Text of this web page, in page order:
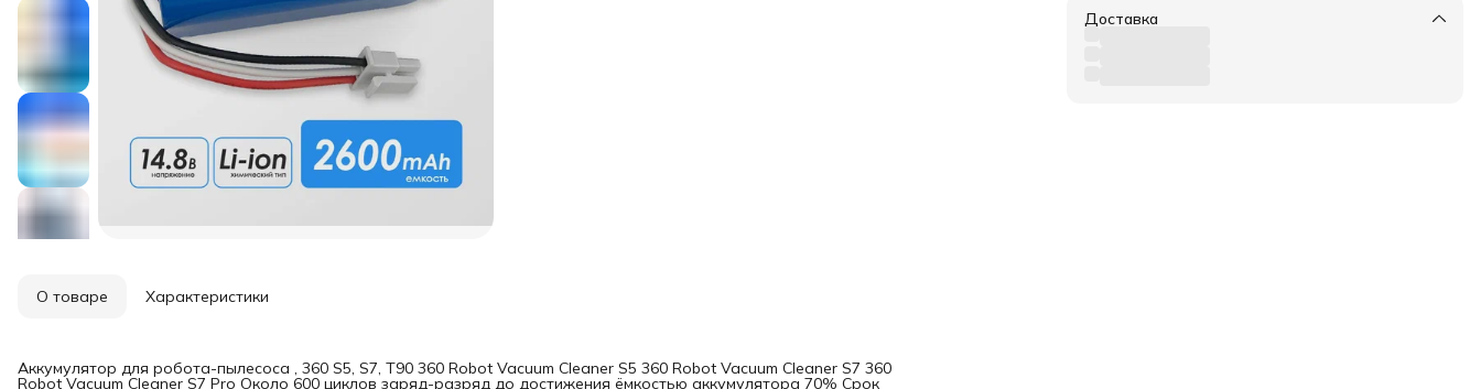
Доставка
О товаре Характеристики
Аккумулятор для робота-пылесоса , 360 S5, S7, T90 360 Robot Vacuum Cleaner S5 360 Robot Vacuum Cleaner S7 360
Robot Vacuum Cleaner S7 Pro Около 600 циклов заряд-разряд до достижения ёмкостью аккумулятора 70% Срок